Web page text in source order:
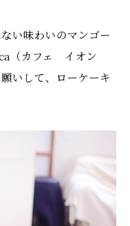
い味わいのマンゴー
（カフェ イオン
いして、ローケーキ